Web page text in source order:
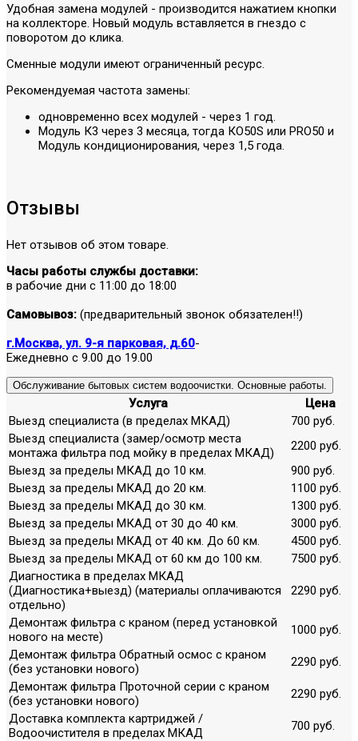
Удобная замена модулей - производится нажатием кнопки
на коллекторе. Новый модуль вставляется в гнездо с
поворотом до клика.
Сменные модули имеют ограниченный ресурс.
Рекомендуемая частота замены:
одновременно всех модулей - через 1 год.
Модуль К3 через 3 месяца, тогда КО50S или PRO50 и
Модуль кондиционирования, через 1,5 года.
Отзывы
Нет отзывов об этом товаре.
Часы работы службы доставки:
в рабочие дни с 11:00 до 18:00
Самовывоз: (предварительный звонок обязателен!!)
г.Москва, ул. 9-я парковая, д.60-
Ежедневно с 9.00 до 19.00
Обслуживание бытовых систем водоочистки. Основные работы.
Услуга
Цена
Выезд специалиста (в пределах МКАД)
700 руб.
Выезд специалиста (замер/осмотр места
монтажа фильтра под мойку в пределах МКАД)
2200 руб.
Выезд за пределы МКАД до 10 км.
900 руб.
Выезд за пределы МКАД до 20 км.
1100 руб.
Выезд за пределы МКАД до 30 км.
1300 руб.
Выезд за пределы МКАД от 30 до 40 км.
3000 руб.
Выезд за пределы МКАД от 40 км. До 60 км.
4500 руб.
Выезд за пределы МКАД от 60 км до 100 км.
7500 руб.
Диагностика в пределах МКАД
(Диагностика+выезд) (материалы оплачиваются
отдельно)
2290 руб.
Демонтаж фильтра с краном (перед установкой
нового на месте)
1000 руб.
Демонтаж фильтра Обратный осмос с краном
(без установки нового)
2290 руб.
Демонтаж фильтра Проточной серии с краном
(без установки нового)
2290 руб.
Доставка комплекта картриджей /
Водоочистителя в пределах МКАД
700 руб.